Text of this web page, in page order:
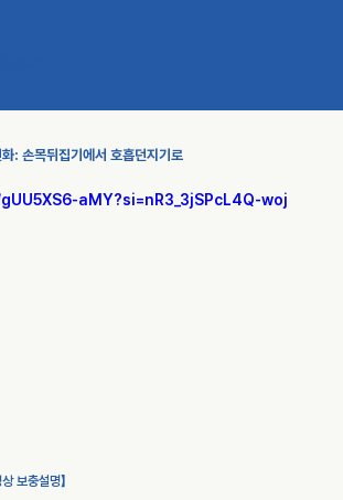
: 손목뒤집기에서 호흡던지기로
aMY?si=nR3_3jSPcL4Q-woj
보충설명】